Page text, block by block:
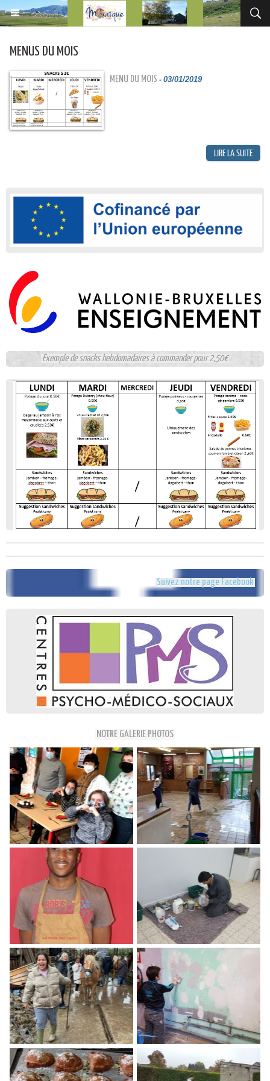
MENUS DU MOIS
MENU DU MOIS - 03/01/2019
Exemple de snacks hebdomadaires à commander pour 2,50€
Suivez notre page Facebook
NOTRE GALERIE PHOTOS